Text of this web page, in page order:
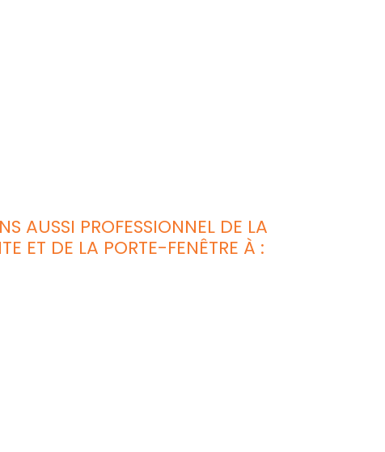
AUSSI PROFESSIONNEL DE LA
ET DE LA PORTE-FENÊTRE À :